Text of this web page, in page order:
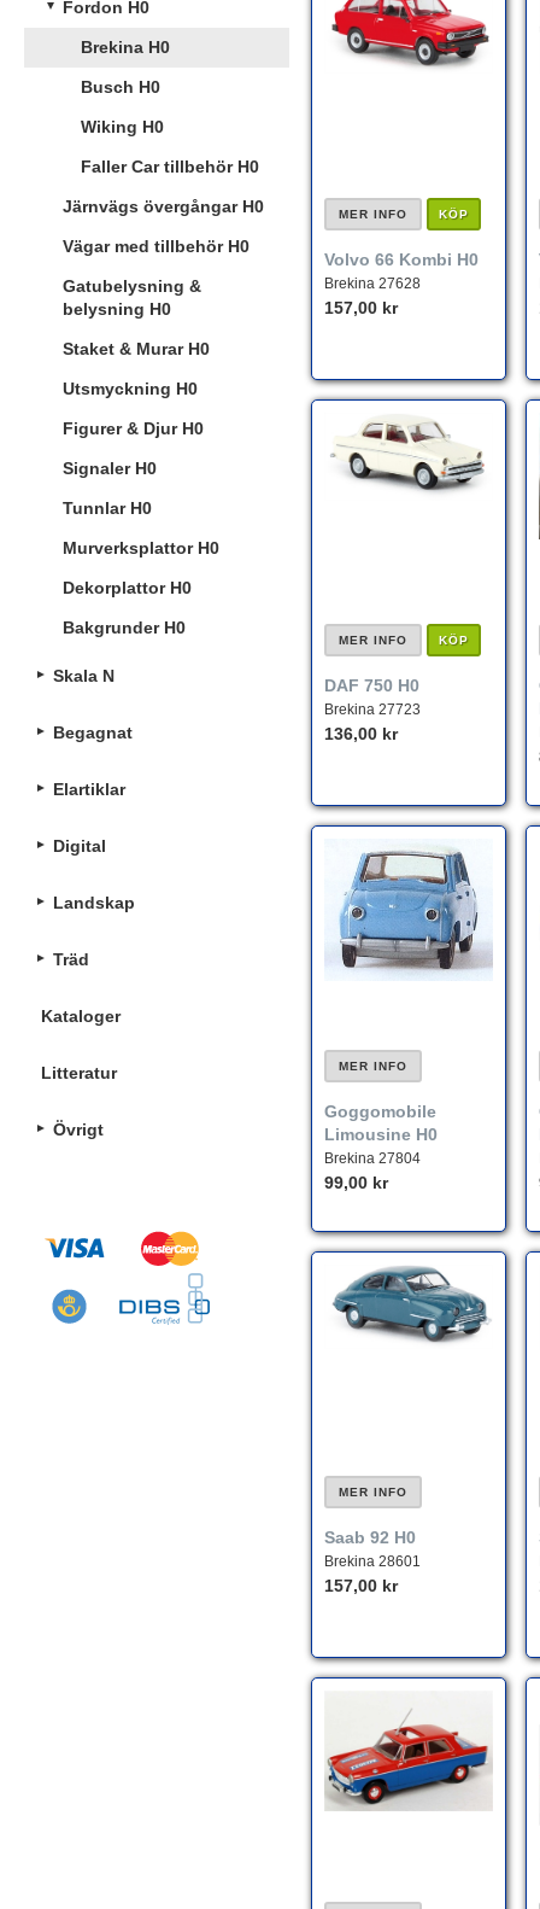
Fordon H0
Brekina H0
Busch H0
Wiking H0
Faller Car tillbehör H0
Järnvägs övergångar H0
Vägar med tillbehör H0
Gatubelysning &
belysning H0
Staket & Murar H0
Utsmyckning H0
Figurer & Djur H0
Signaler H0
Tunnlar H0
Murverksplattor H0
Dekorplattor H0
Bakgrunder H0
Skala N
Begagnat
Elartiklar
Digital
Landskap
Träd
Kataloger
Litteratur
Övrigt
MER INFO KÖP
Volvo 66 Kombi H0
Brekina 27628
157,00 kr
MER INFO KÖP
DAF 750 H0
Brekina 27723
136,00 kr
MER INFO
Goggomobile
Limousine H0
Brekina 27804
99,00 kr
MER INFO
Saab 92 H0
Brekina 28601
157,00 kr